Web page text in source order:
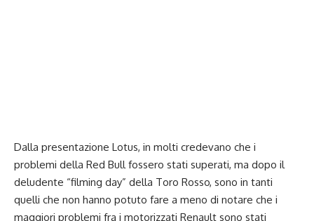
Dalla presentazione Lotus, in molti credevano che i
problemi della Red Bull fossero stati superati, ma dopo il
deludente “filming day” della Toro Rosso, sono in tanti
quelli che non hanno potuto fare a meno di notare che i
maggiori problemi fra i motorizzati Renault sono stati